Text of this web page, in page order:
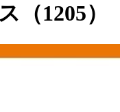
1205）